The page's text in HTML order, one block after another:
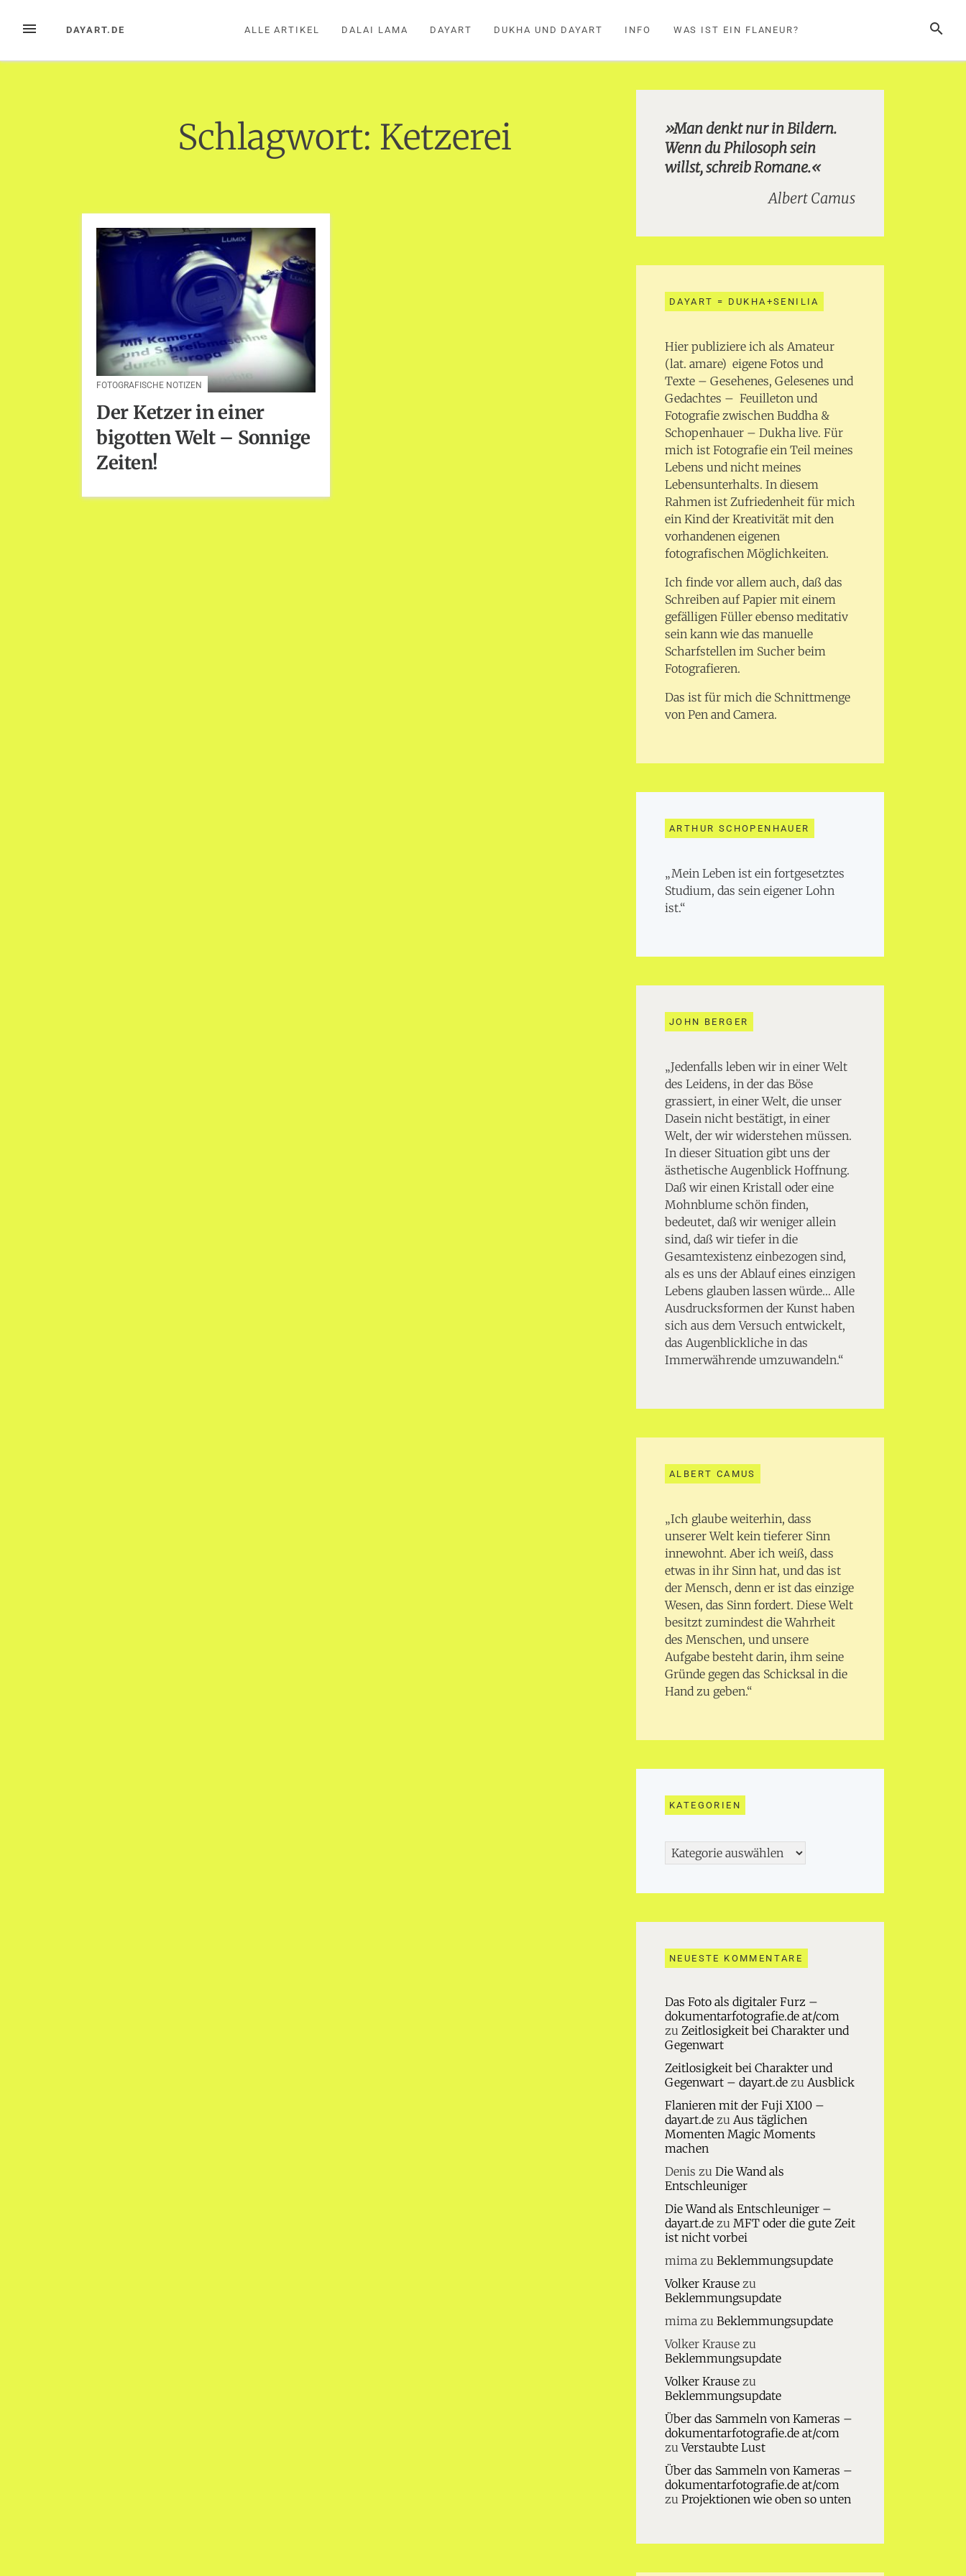
InhaltMENÜ SUCHE
DAYART.DE ALLE ARTIKEL DALAI LAMA DAYART DUKHA UND DAYART INFO WAS IST EIN FLANEUR?
Schlagwort: Ketzerei
FOTOGRAFISCHE NOTIZEN
Der Ketzer in einer
bigotten Welt – Sonnige
Zeiten!
»Man denkt nur in Bildern.
Wenn du Philosoph sein
willst, schreib Romane.«
Albert Camus
DAYART = DUKHA+SENILIA
Hier publiziere ich als Amateur
(lat. amare) eigene Fotos und
Texte – Gesehenes, Gelesenes und
Gedachtes – Feuilleton und
Fotografie zwischen Buddha &
Schopenhauer – Dukha live. Für
mich ist Fotografie ein Teil meines
Lebens und nicht meines
Lebensunterhalts. In diesem
Rahmen ist Zufriedenheit für mich
ein Kind der Kreativität mit den
vorhandenen eigenen
fotografischen Möglichkeiten.
Ich finde vor allem auch, daß das
Schreiben auf Papier mit einem
gefälligen Füller ebenso meditativ
sein kann wie das manuelle
Scharfstellen im Sucher beim
Fotografieren.
Das ist für mich die Schnittmenge
von Pen and Camera.
ARTHUR SCHOPENHAUER
„Mein Leben ist ein fortgesetztes
Studium, das sein eigener Lohn
ist.“
JOHN BERGER
„Jedenfalls leben wir in einer Welt
des Leidens, in der das Böse
grassiert, in einer Welt, die unser
Dasein nicht bestätigt, in einer
Welt, der wir widerstehen müssen.
In dieser Situation gibt uns der
ästhetische Augenblick Hoffnung.
Daß wir einen Kristall oder eine
Mohnblume schön finden,
bedeutet, daß wir weniger allein
sind, daß wir tiefer in die
Gesamtexistenz einbezogen sind,
als es uns der Ablauf eines einzigen
Lebens glauben lassen würde… Alle
Ausdrucksformen der Kunst haben
sich aus dem Versuch entwickelt,
das Augenblickliche in das
Immerwährende umzuwandeln.“
ALBERT CAMUS
„Ich glaube weiterhin, dass
unserer Welt kein tieferer Sinn
innewohnt. Aber ich weiß, dass
etwas in ihr Sinn hat, und das ist
der Mensch, denn er ist das einzige
Wesen, das Sinn fordert. Diese Welt
besitzt zumindest die Wahrheit
des Menschen, und unsere
Aufgabe besteht darin, ihm seine
Gründe gegen das Schicksal in die
Hand zu geben.“
KATEGORIEN
Kategorien
NEUESTE KOMMENTARE
Das Foto als digitaler Furz –
dokumentarfotografie.de at/com
zu Zeitlosigkeit bei Charakter und
Gegenwart
Zeitlosigkeit bei Charakter und
Gegenwart – dayart.dezu Ausblick
Flanieren mit der Fuji X100 –
dayart.dezu Aus täglichen
Momenten Magic Moments
machen
Denis zu Die Wand als
Entschleuniger
Die Wand als Entschleuniger –
dayart.dezu MFT oder die gute Zeit
ist nicht vorbei
mimazu Beklemmungsupdate
Volker Krausezu
Beklemmungsupdate
mimazu Beklemmungsupdate
Volker Krausezu
Beklemmungsupdate
Volker Krausezu
Beklemmungsupdate
Über das Sammeln von Kameras –
dokumentarfotografie.de at/com
zuVerstaubte Lust
Über das Sammeln von Kameras –
dokumentarfotografie.de at/com
zu Projektionen wie oben so unten